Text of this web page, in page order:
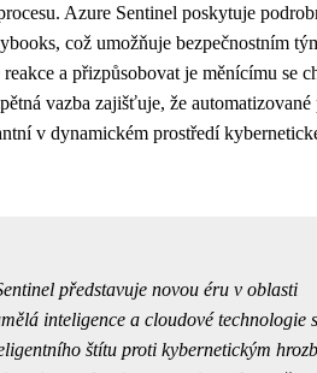
Azure Sentinel poskytuje
což umožňuje bezpečnostním
a přizpůsobovat je měnícímu se
vazba zajišťuje, že automatizované
v dynamickém prostředí
představuje novou éru v oblasti
inteligence a cloudové technologie
štítu proti kybernetickým